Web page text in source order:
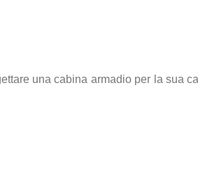
una cabina armadio per la sua